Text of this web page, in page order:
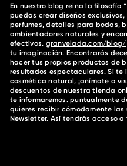
En nuestro blog reina la filosofía
puedas crear diseños
perfumes, detalles para bodas,
ambientadores naturales y
efectivos. granvelada.com/blog/
tu imaginación. Encontrarás
hacer tus propios productos de
resultados espectaculares. Si te
cosmética natural, ¡anímate a
descuentos de nuestra tienda
te informaremos. puntualmente
quieres recibir cómodamente
Newsletter. Así tendrás acceso a